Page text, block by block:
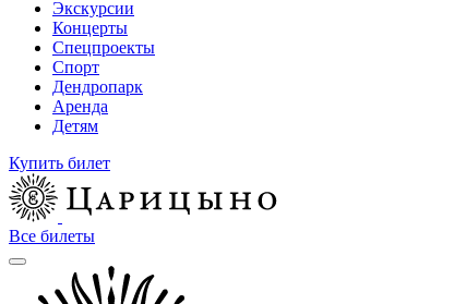
Экскурсии
Концерты
Спецпроекты
Спорт
Дендропарк
Аренда
Детям
Купить билет
Все билеты